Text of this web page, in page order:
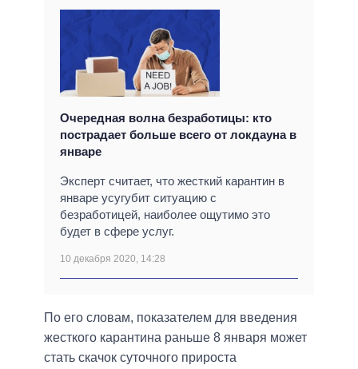
Очередная волна безработицы: кто
пострадает больше всего от локдауна в
январе
Эксперт считает, что жесткий карантин в
январе усугубит ситуацию с
безработицей, наиболее ощутимо это
будет в сфере услуг.
10 декабря 2020, 14:28
По его словам, показателем для введения
жесткого карантина раньше 8 января может
стать скачок суточного прироста